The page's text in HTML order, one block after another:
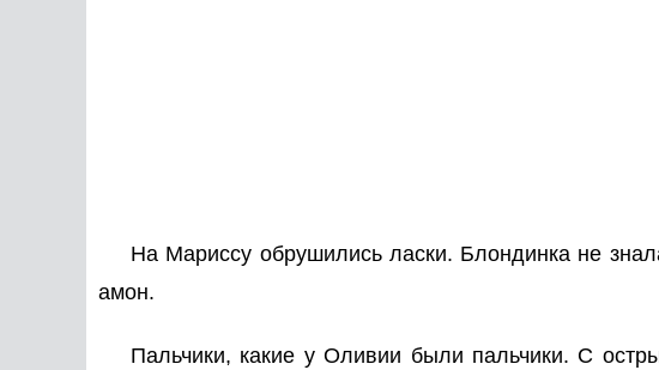
На Мариссу обрушились ласки. Блондинка не
амон.
Пальчики, какие у Оливии были пальчики. С